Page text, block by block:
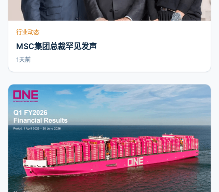
行业动态
MSC集团总裁罕见发声
1天前